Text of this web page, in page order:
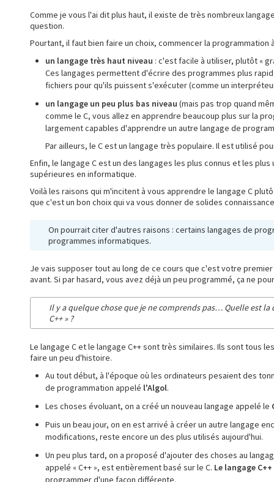
Comme je vous l'ai dit plus haut, il existe de très nombreux
question.
Pourtant, il faut bien faire un choix, commencer la programmation
un langage très haut niveau : c'est facile à utiliser, plutôt «
Ces langages permettent d'écrire des programmes plus
fichiers pour qu'ils puissent s'exécuter (comme un
un langage un peu plus bas niveau (mais pas trop quand
comme le C, vous allez en apprendre beaucoup plus sur la
largement capables d'apprendre un autre langage de
Par ailleurs, le C est un langage très populaire. Il est utilisé
Enfin, le langage C est un des langages les plus connus et les
supérieures en informatique.
Voilà les raisons qui m'incitent à vous apprendre le langage C
que c'est un bon choix qui va vous donner de solides
On pourrait citer d'autres raisons : certains langages de
programmes informatiques.
Je vais supposer tout au long de ce cours que c'est votre
avant. Si par hasard, vous avez déjà un peu programmé, ça ne
Il y a quelque chose que je ne comprends pas… Quelle est la
C++ » ?
Le langage C et le langage C++ sont très similaires. Ils sont tous
faire un peu d'histoire.
Au tout début, à l'époque où les ordinateurs pesaient des
de programmation appelé l'Algol.
Les choses évoluant, on a créé un nouveau langage appelé le
Puis un beau jour, on en est arrivé à créer un autre langage
modifications, reste encore un des plus utilisés aujourd'hui.
Un peu plus tard, on a proposé d'ajouter des choses au
appelé « C++ », est entièrement basé sur le C. Le langage C++
programmer d'une façon différente.